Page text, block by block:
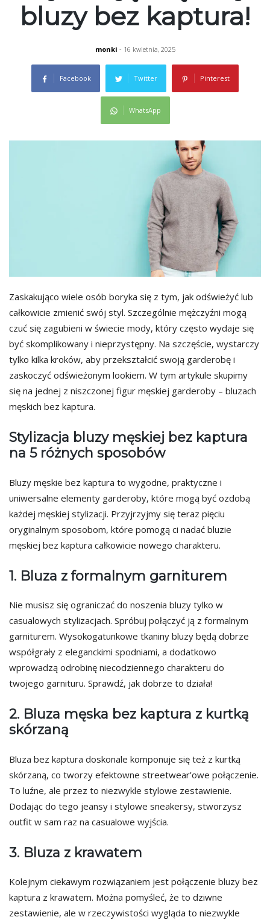
bluzy bez kaptura!
monki - 16 kwietnia, 2025
Facebook Twitter Pinterest
WhatsApp
Zaskakująco wiele osób boryka się z tym, jak odświeżyć lub
całkowicie zmienić swój styl. Szczególnie mężczyźni mogą
czuć się zagubieni w świecie mody, który często wydaje się
być skomplikowany i nieprzystępny. Na szczęście, wystarczy
tylko kilka kroków, aby przekształcić swoją garderobę i
zaskoczyć odświeżonym lookiem. W tym artykule skupimy
się na jednej z niszczonej figur męskiej garderoby – bluzach
męskich bez kaptura.
Stylizacja bluzy męskiej bez kaptura
na 5 różnych sposobów
Bluzy męskie bez kaptura to wygodne, praktyczne i
uniwersalne elementy garderoby, które mogą być ozdobą
każdej męskiej stylizacji. Przyjrzyjmy się teraz pięciu
oryginalnym sposobom, które pomogą ci nadać bluzie
męskiej bez kaptura całkowicie nowego charakteru.
1. Bluza z formalnym garniturem
Nie musisz się ograniczać do noszenia bluzy tylko w
casualowych stylizacjach. Spróbuj połączyć ją z formalnym
garniturem. Wysokogatunkowe tkaniny bluzy będą dobrze
współgrały z eleganckimi spodniami, a dodatkowo
wprowadzą odrobinę niecodziennego charakteru do
twojego garnituru. Sprawdź, jak dobrze to działa!
2. Bluza męska bez kaptura z kurtką
skórzaną
Bluza bez kaptura doskonale komponuje się też z kurtką
skórzaną, co tworzy efektowne streetwear’owe połączenie.
To luźne, ale przez to niezwykle stylowe zestawienie.
Dodając do tego jeansy i stylowe sneakersy, stworzysz
outfit w sam raz na casualowe wyjścia.
3. Bluza z krawatem
Kolejnym ciekawym rozwiązaniem jest połączenie bluzy bez
kaptura z krawatem. Można pomyśleć, że to dziwne
zestawienie, ale w rzeczywistości wygląda to niezwykle